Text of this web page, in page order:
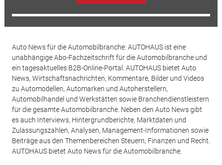
Auto News für die Automobilbranche: AUTOHAUS ist eine
unabhängige Abo-Fachzeitschrift für die Automobilbranche und
ein tagesaktuelles B2B-Online-Portal. AUTOHAUS bietet Auto
News, Wirtschaftsnachrichten, Kommentare, Bilder und Videos
zu Automodellen, Automarken und Autoherstellern,
Automobilhandel und Werkstätten sowie Branchendienstleistern
für die gesamte Automobilbranche. Neben den Auto News gibt
es auch Interviews, Hintergrundberichte, Marktdaten und
Zulassungszahlen, Analysen, Management-Informationen sowie
Beiträge aus den Themenbereichen Steuern, Finanzen und Recht.
AUTOHAUS bietet Auto News für die Automobilbranche.